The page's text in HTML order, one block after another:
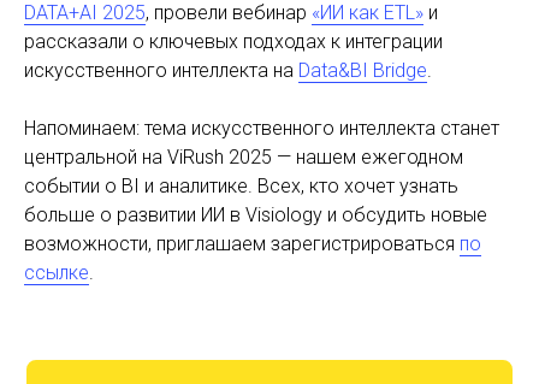
DATA+AI 2025, провели вебинар «ИИ как ETL» и
рассказали о ключевых подходах к интеграции
искусственного интеллекта на Data&BI Bridge.
Напоминаем: тема искусственного интеллекта станет
центральной на ViRush 2025 — нашем ежегодном
событии о BI и аналитике. Всех, кто хочет узнать
больше о развитии ИИ в Visiology и обсудить новые
возможности, приглашаем зарегистрироваться по
ссылке.